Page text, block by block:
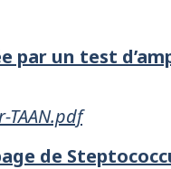
par un test
de